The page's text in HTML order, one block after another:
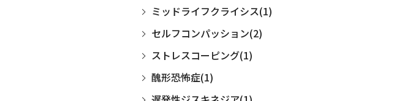
ミッドライフクライシス(1)
セルフコンパッション(2)
ストレスコーピング(1)
醜形恐怖症(1)